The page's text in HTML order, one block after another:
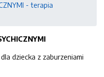
- terapia
dziecka z zaburzeniami